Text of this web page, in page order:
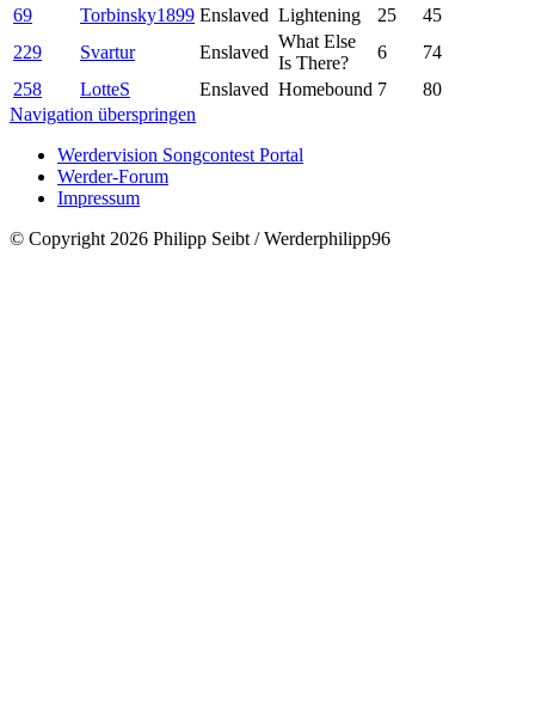
69
Torbinsky1899 Enslaved Lightening 25
45
229
Svartur Enslaved
What Else
Is There?
6
74
258
LotteS Enslaved Homebound 7
80
Navigation überspringen
Werdervision Songcontest Portal
Werder-Forum
Impressum
© Copyright 2026 Philipp Seibt / Werderphilipp96